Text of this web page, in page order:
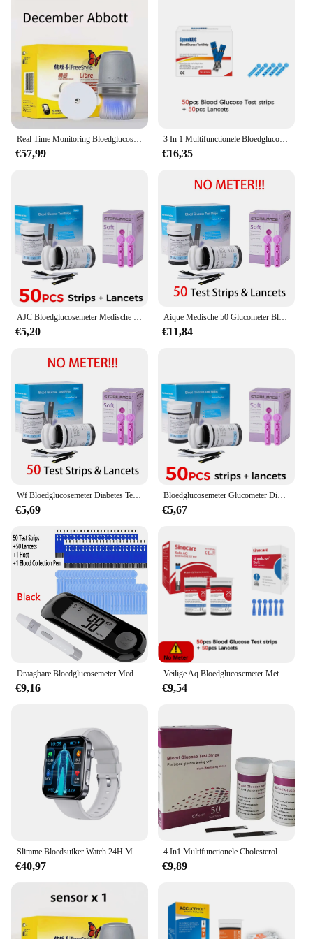
Real Time Monitoring Bloedglucosemeter Tester Officiële 24 uur Freestyle Libre Sensor Scanner Sanguis Vingervrij Suikertesten
€57,99
3 In 1 Multifunctionele Bloedglucosemeter Cholesterol Urinezuur Meter Glucometer Diabetes Jicht Test Bloedsuiker Test strips
€16,35
AJC Bloedglucosemeter Medische Glucoseteststrips Lancetten Apparaten Glucometer Kit Diabetische Diabetes Digitale officiële website
€5,20
Aique Medische 50 Glucometer Bloedglucosemeter Mmol/L Mg/Dl Glucometro Glycosimeter Voor Diabetes Suiker Teststrips Lancetten
€11,84
Wf Bloedglucosemeter Diabetes Testkit Diabetes Lancet Machine Bloedsuikermeter Glucometer 50 Teststrips
€5,69
Bloedglucosemeter Glucometer Diabetes Medische Hulpmiddelen Met Teststrips Lancetten Bloedsuikermeter Glucometro Monitor
€5,67
Draagbare Bloedglucosemeter Medische Glucoseteststrips Lancetten Apparaten Glucometer Kit Diabetische Diabetes Digitaal
€9,16
Veilige Aq Bloedglucosemeter Met Teststrips En Lancetten Diabetes Bloedsuikermeter Glucometer Krijgt Resultaten Snel 0,6 Μl Monster
€9,54
Slimme Bloedsuiker Watch 24H Meting Van Glucose Bloeddruk Bloedlipiden Urinezuur Ecg Draadloze Bluetooth App Gezondheidszorg
€40,97
4 In1 Multifunctionele Cholesterol Meter Urinezuur & Hemoglobine Bloedglucoseteststroken Kit Voor Diabetes Jicht Apparaat met Lancetten
€9,89